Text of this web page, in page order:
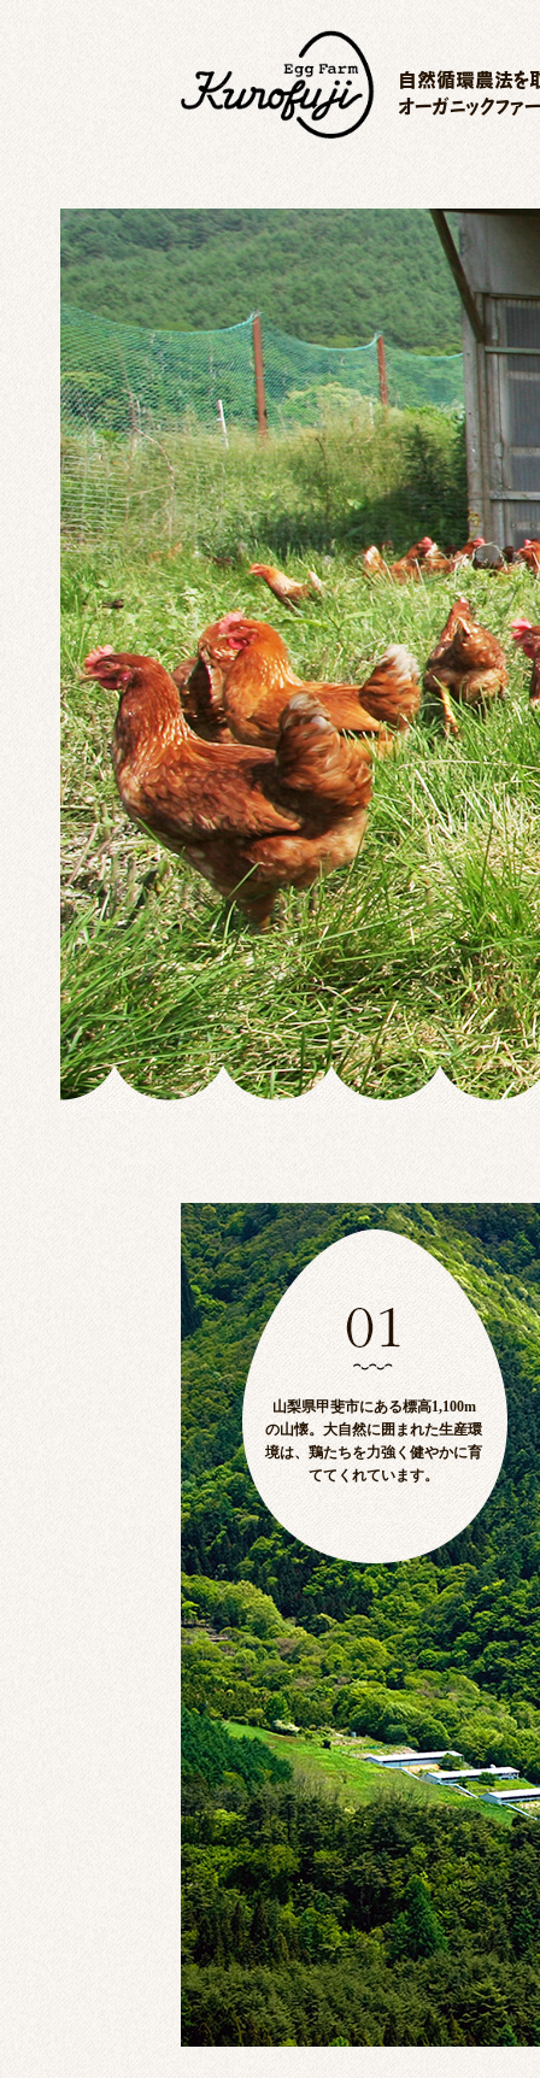
自然循環農法を
オーガニックファ
山梨県甲斐市にある標高1,100m
の山懐。大自然に囲まれた生産環
境は、鶏たちを力強く健やかに育
ててくれています。